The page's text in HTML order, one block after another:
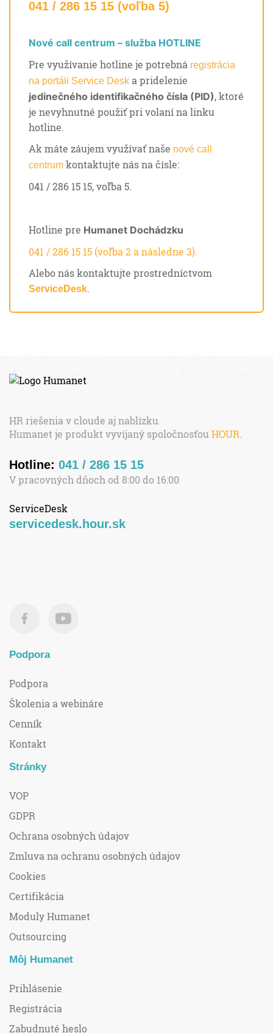
041 / 286 15 15 (voľba 5)
Nové call centrum – služba HOTLINE
Pre využívanie hotline je potrebná registrácia
na portáli Service Desk a pridelenie
jedinečného identifikačného čísla (PID), ktoré
je nevyhnutné použiť pri volaní na linku
hotline.
Ak máte záujem využívať naše nové call
centrum kontaktujte nás na čísle:
041 / 286 15 15, voľba 5.
Hotline pre Humanet Dochádzku
041 / 286 15 15 (voľba 2 a následne 3).
Alebo nás kontaktujte prostredníctvom
ServiceDesk.
HR riešenia v cloude aj nablízku.
Humanet je produkt vyvíjaný spoločnosťou HOUR.
Hotline: 041 / 286 15 15
V pracovných dňoch od 8:00 do 16:00
ServiceDesk
servicedesk.hour.sk
Podpora
Podpora
Školenia a webináre
Cenník
Kontakt
Stránky
VOP
GDPR
Ochrana osobných údajov
Zmluva na ochranu osobných údajov
Cookies
Certifikácia
Moduly Humanet
Outsourcing
Môj Humanet
Prihlásenie
Registrácia
Zabudnuté heslo